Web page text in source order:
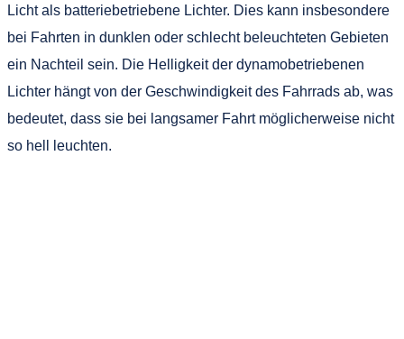
Licht als batteriebetriebene Lichter. Dies kann insbesondere
bei Fahrten in dunklen oder schlecht beleuchteten Gebieten
ein Nachteil sein. Die Helligkeit der dynamobetriebenen
Lichter hängt von der Geschwindigkeit des Fahrrads ab, was
bedeutet, dass sie bei langsamer Fahrt möglicherweise nicht
so hell leuchten.